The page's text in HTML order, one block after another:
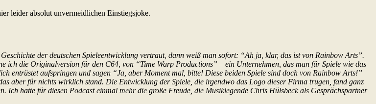
leider absolut unvermeidlichen Einstiegsjoke.
der deutschen Spieleentwicklung vertraut, dann weiß man sofort: “Ah ja, klar, das ist von Rainbow Arts”.
ich die Originalversion für den C64, von “Time Warp Productions” – ein Unternehmen, das man für Spiele wie das
entrüstet aufspringen und sagen “Ja, aber Moment mal, bitte! Diese beiden Spiele sind doch von Rainbow Arts!”
aber für nichts wirklich stand. Die Entwicklung der Spiele, die irgendwo das Logo dieser Firma trugen, fand ganz
hatte für diesen Podcast einmal mehr die große Freude, die Musiklegende Chris Hülsbeck als Gesprächspartner